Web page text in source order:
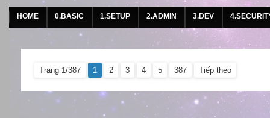
HOME 0.BASIC 1.SETUP 2.ADMIN 3.DEV
Trang 1/387 1 2 3 4 5 387 Tiếp theo